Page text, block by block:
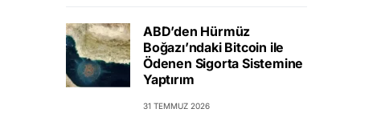
ABD’den Hürmüz
Boğazı’ndaki Bitcoin ile
Ödenen Sigorta Sistemine
Yaptırım
31 TEMMUZ 2026